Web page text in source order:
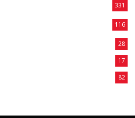
331
116
28
17
82